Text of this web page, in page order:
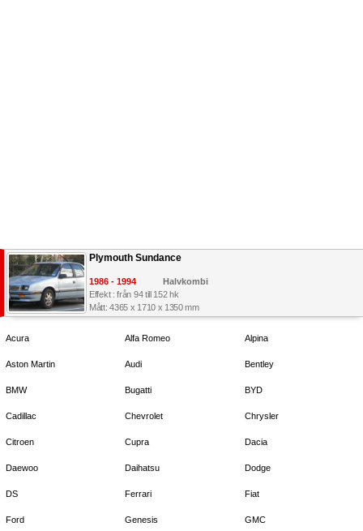
Plymouth Sundance
1986 - 1994
Halvkombi
Effekt : från 94 till 152 hk
Mått: 4365 x 1710 x 1350 mm
Acura Alfa Romeo Alpina
Aston Martin Audi Bentley
BMW Bugatti BYD
Cadillac Chevrolet Chrysler
Citroen Cupra Dacia
Daewoo Daihatsu Dodge
DS Ferrari Fiat
Ford Genesis GMC